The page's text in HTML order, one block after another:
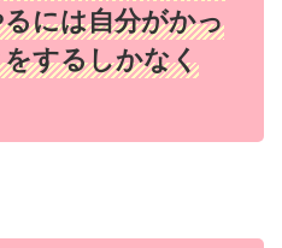
には自分がかっ
するしかなく